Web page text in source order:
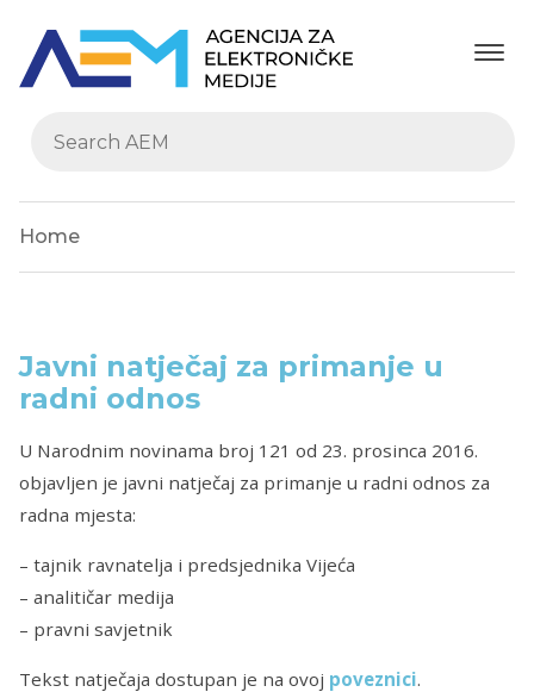
Home
Javni natječaj za primanje u
radni odnos
U Narodnim novinama broj 121 od 23. prosinca 2016.
objavljen je javni natječaj za primanje u radni odnos za
radna mjesta:
– tajnik ravnatelja i predsjednika Vijeća
– analitičar medija
– pravni savjetnik
Tekst natječaja dostupan je na ovoj poveznici.